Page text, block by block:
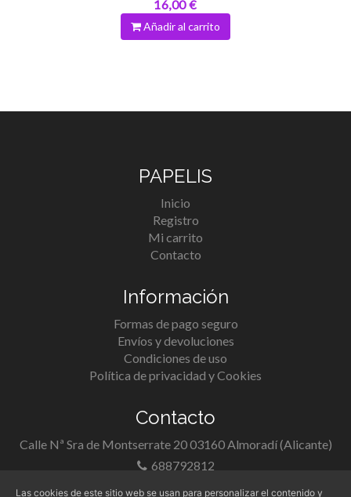
16,00 €
Añadir al carrito
PAPELIS
Inicio
Registro
Mi carrito
Contacto
Información
Formas de pago seguro
Envíos y devoluciones
Condiciones de uso
Política de privacidad y Cookies
Contacto
Calle Nª Sra de Montserrate 20 03160 Almoradí (Alicante)
688792812
Las cookies de este sitio web se usan para personalizar el contenido y